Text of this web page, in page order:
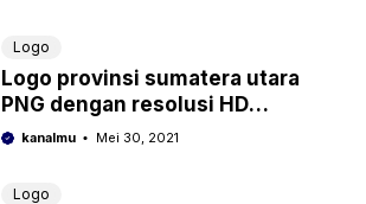
Logo
Logo provinsi sumatera utara
PNG dengan resolusi HD
background transparan siap
kanalmu Mei 30, 2021
Logo